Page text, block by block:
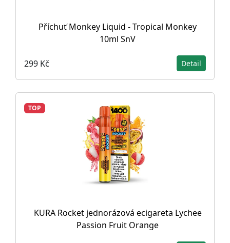
Příchuť Monkey Liquid - Tropical Monkey
10ml SnV
299 Kč Detail
TOP
KURA Rocket jednorázová ecigareta Lychee
Passion Fruit Orange